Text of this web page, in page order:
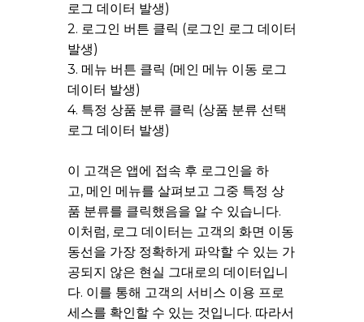
로그 데이터 발생)
2. 로그인 버튼 클릭 (로그인 로그 데이터
발생)
3. 메뉴 버튼 클릭 (메인 메뉴 이동 로그
데이터 발생)
4. 특정 상품 분류 클릭 (상품 분류 선택
로그 데이터 발생)
이 고객은 앱에 접속 후 로그인을 하
고, 메인 메뉴를 살펴보고 그중 특정 상
품 분류를 클릭했음을 알 수 있습니다.
이처럼, 로그 데이터는 고객의 화면 이동
동선을 가장 정확하게 파악할 수 있는 가
공되지 않은 현실 그대로의 데이터입니
다. 이를 통해 고객의 서비스 이용 프로
세스를 확인할 수 있는 것입니다. 따라서